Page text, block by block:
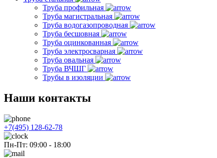
Труба профильная
Труба магистральная
Труба водогазопроводная
Труба бесшовная
Труба оцинкованная
Труба электросварная
Труба овальная
Труба ВЧШГ
Трубы в изоляции
Наши контакты
+7(495) 128-62-78
Пн-Пт: 09:00 - 18:00